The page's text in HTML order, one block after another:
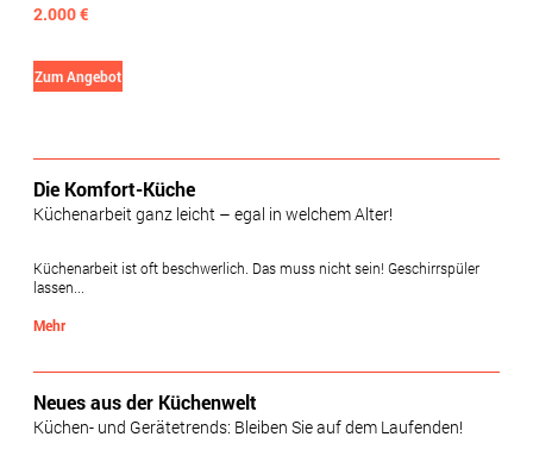
2.000 €
Zum Angebot
Die Komfort-Küche
Küchenarbeit ganz leicht – egal in welchem Alter!
Küchenarbeit ist oft beschwerlich. Das muss nicht sein! Geschirrspüler
lassen...
Mehr
Neues aus der Küchenwelt
Küchen- und Gerätetrends: Bleiben Sie auf dem Laufenden!